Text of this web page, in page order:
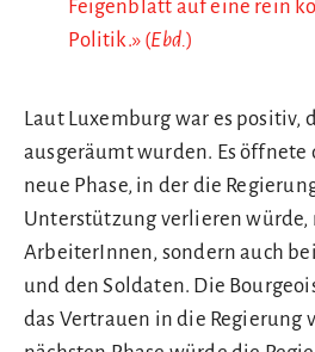
Feigenblatt auf eine rein
Politik.» (Ebd.)
Laut Luxemburg war es positiv,
ausgeräumt wurden. Es öffnete
neue Phase, in der die
Unterstützung verlieren würde,
ArbeiterInnen, sondern auch
und den Soldaten. Die
das Vertrauen in die Regierung